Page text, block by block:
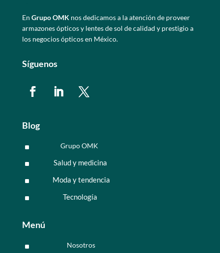
En Grupo OMKnos dedicamos a la atención de proveer
armazones ópticos y lentes de sol de calidad y prestigio a
los negocios ópticos en México.
Síguenos
Blog
^ Grupo OMK
^ Salud y medicina
^ Moda y tendencia
^ Tecnología
Menú
^ Nosotros